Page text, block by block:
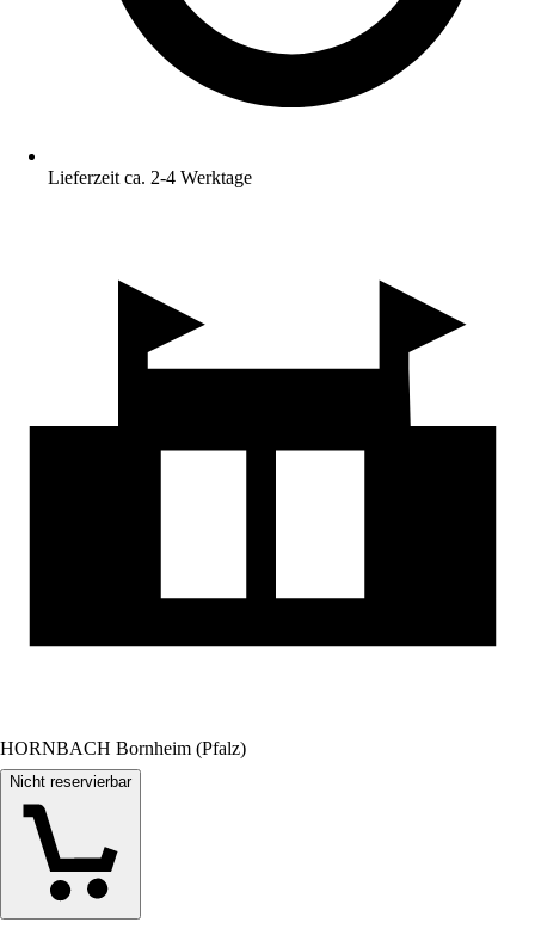
Lieferzeit ca. 2-4 Werktage
HORNBACH Bornheim (Pfalz)
Nicht reservierbar